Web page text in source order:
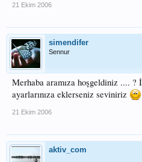
21 Ekim 2006
simendifer
Sennur
Merhaba aramıza hoşgeldiniz ....
ayarlarınıza eklerseniz seviniriz
21 Ekim 2006
aktiv_com